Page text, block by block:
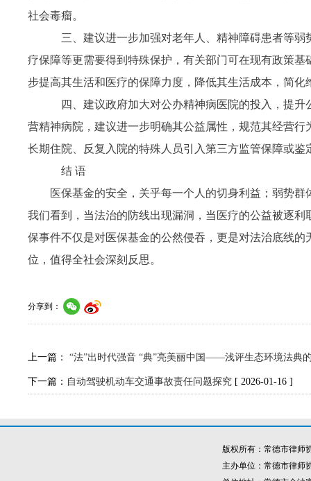
社会毒瘤。
三、建议进一步加强对老年人、精神障碍患者等弱
疗保障等更需要得到特殊保护，有关部门可在现有政策
步提高其生活和医疗的保障力度，降低其生活成本，简化
四、建议政府加大对公办精神病医院的投入，提升
营精神病院，建议进一步明确其公益属性，规范其经营
长期住院、反复入院的特殊人员引入第三方监管保障或
结 语
医保基金的安全，关乎每一个人的切身利益；弱势
我们看到，当法治的防线出现漏洞，当医疗的公益被逐
保事件不仅是对医保基金的公然侵吞，更是对法治底线
位，值得全社会深刻反思。
分享到：
上一篇： “法”出时代强音 “典”亮美丽中国——浅评生态环境法典
下一篇： 自动驾驶机动车交通事故责任问题探究 [ 2026-01-16 ]
版权所有：常德市律
主办单位：常德市律